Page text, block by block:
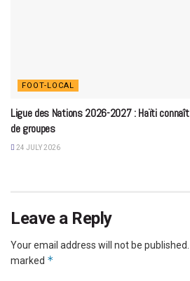
FOOT-LOCAL
Ligue des Nations 2026-2027 : Haïti
de groupes
24 JULY 2026
Leave a Reply
Your email address will not be published.
marked *